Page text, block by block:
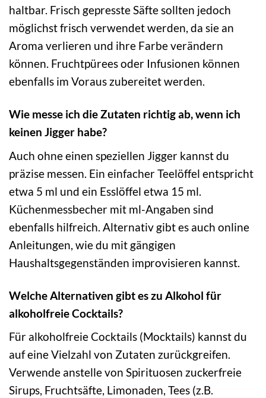
haltbar. Frisch gepresste Säfte sollten jedoch
möglichst frisch verwendet werden, da sie an
Aroma verlieren und ihre Farbe verändern
können. Fruchtpürees oder Infusionen können
ebenfalls im Voraus zubereitet werden.
Wie messe ich die Zutaten richtig ab, wenn ich
keinen Jigger habe?
Auch ohne einen speziellen Jigger kannst du
präzise messen. Ein einfacher Teelöffel entspricht
etwa 5 ml und ein Esslöffel etwa 15 ml.
Küchenmessbecher mit ml-Angaben sind
ebenfalls hilfreich. Alternativ gibt es auch online
Anleitungen, wie du mit gängigen
Haushaltsgegenständen improvisieren kannst.
Welche Alternativen gibt es zu Alkohol für
alkoholfreie Cocktails?
Für alkoholfreie Cocktails (Mocktails) kannst du
auf eine Vielzahl von Zutaten zurückgreifen.
Verwende anstelle von Spirituosen zuckerfreie
Sirups, Fruchtsäfte, Limonaden, Tees (z.B.